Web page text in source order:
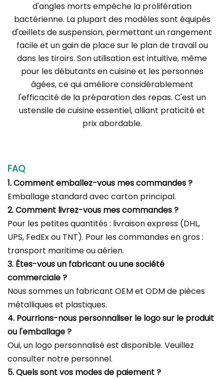
d'angles morts empêche la prolifération
bactérienne. La plupart des modèles sont équipés
d'œillets de suspension, permettant un rangement
facile et un gain de place sur le plan de travail ou
dans les tiroirs. Son utilisation est intuitive, même
pour les débutants en cuisine et les personnes
âgées, ce qui améliore considérablement
l'efficacité de la préparation des repas. C'est un
ustensile de cuisine essentiel, alliant praticité et
prix abordable.
FAQ
1. Comment emballez-vous mes commandes ?
Emballage standard avec carton principal.
2. Comment livrez-vous mes commandes ?
Pour les petites quantités : livraison express (DHL,
UPS, FedEx ou TNT). Pour les commandes en gros :
transport maritime ou aérien.
3. Êtes-vous un fabricant ou une société
commerciale ?
Nous sommes un fabricant OEM et ODM de pièces
métalliques et plastiques.
4. Pourrions-nous personnaliser le logo sur le produit
ou l'emballage ?
Oui, un logo personnalisé est disponible. Veuillez
consulter notre personnel.
5. Quels sont vos modes de paiement ?